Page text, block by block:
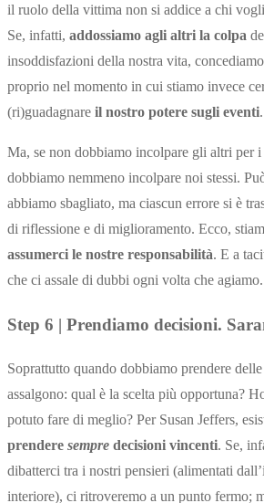
il ruolo della vittima non si addice a chi
Se, infatti, addossiamo agli altri la colpa
insoddisfazioni della nostra vita,
proprio nel momento in cui stiamo invece
(ri)guadagnare il nostro potere sugli eventi
Ma, se non dobbiamo incolpare gli altri per i
dobbiamo nemmeno incolpare noi stessi.
abbiamo sbagliato, ma ciascun errore si è
di riflessione e di miglioramento. Ecco,
assumerci le nostre responsabilità. E a
che ci assale di dubbi ogni volta che agiamo.
Step 6 | Prendiamo decisioni.
Soprattutto quando dobbiamo prendere
assalgono: qual è la scelta più opportuna?
potuto fare di meglio? Per Susan Jeffers,
prendere sempre decisioni vincenti. Se,
dibatterci tra i nostri pensieri (alimentati
interiore), ci ritroveremo a un punto fermo;